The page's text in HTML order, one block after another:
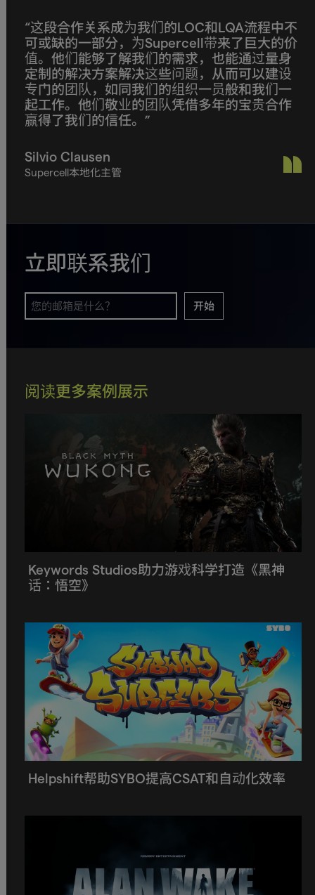
“这段合作关系成为我们的LOC和LQA流程中不
可或缺的一部分，为Supercell带来了巨大的价
值。他们能够了解我们的需求，也能通过量身
定制的解决方案解决这些问题，从而可以建设
专门的团队，如同我们的组织一员般和我们一
起工作。他们敬业的团队凭借多年的宝贵合作
赢得了我们的信任。”
Silvio Clausen
Supercell本地化主管
立即联系我们
开始
阅读更多案例展示
Keywords Studios助力游戏科学打造《黑神
话：悟空》
Helpshift帮助SYBO提高CSAT和自动化效率